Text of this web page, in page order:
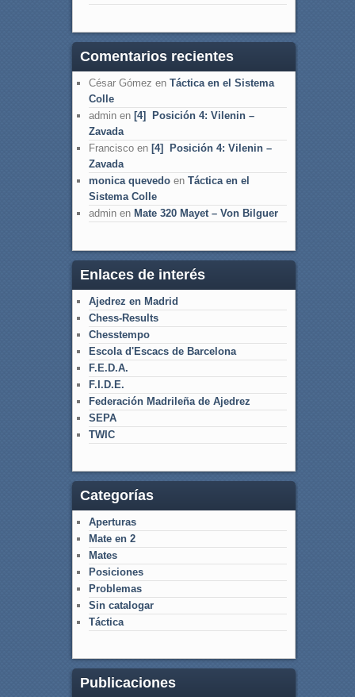
Comentarios recientes
César Gómez en Táctica en el Sistema
Colle
adminen [4] Posición 4: Vilenin –
Zavada
Franciscoen [4] Posición 4: Vilenin –
Zavada
monica quevedoen Táctica en el
Sistema Colle
adminen Mate 320 Mayet – Von Bilguer
Enlaces de interés
Ajedrez en Madrid
Chess-Results
Chesstempo
Escola d'Escacs de Barcelona
F.E.D.A.
F.I.D.E.
Federación Madrileña de Ajedrez
SEPA
TWIC
Categorías
Aperturas
Mate en 2
Mates
Posiciones
Problemas
Sin catalogar
Táctica
Publicaciones